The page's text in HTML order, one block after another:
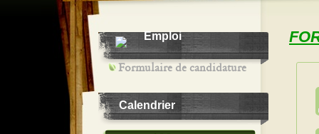
Emploi
Formulaire de candidature
Calendrier